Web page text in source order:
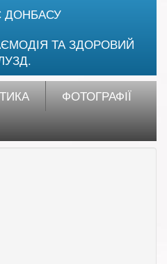
ДОНБАСУ
ТА ЗДОРОВИЙ
ФОТОГРАФІЇ